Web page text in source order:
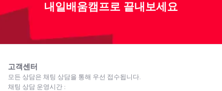
내일배움캠프로 끝내보세요
고객센터
모든 상담은 채팅 상담을 통해 우선 접수됩니다.
채팅 상담 운영시간 :